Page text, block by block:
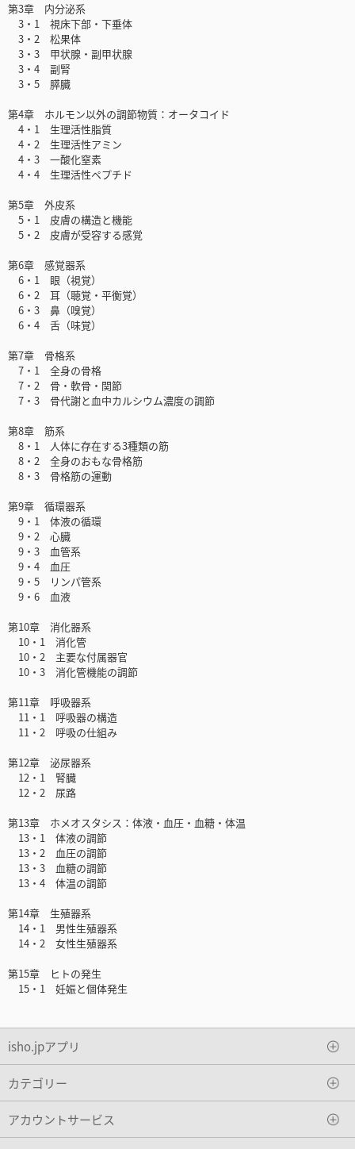
第3章 内分泌系
3・1 視床下部・下垂体
3・2 松果体
3・3 甲状腺・副甲状腺
3・4 副腎
3・5 膵臓
第4章 ホルモン以外の調節物質：オータコイド
4・1 生理活性脂質
4・2 生理活性アミン
4・3 一酸化窒素
4・4 生理活性ペプチド
第5章 外皮系
5・1 皮膚の構造と機能
5・2 皮膚が受容する感覚
第6章 感覚器系
6・1 眼（視覚）
6・2 耳（聴覚・平衡覚）
6・3 鼻（嗅覚）
6・4 舌（味覚）
第7章 骨格系
7・1 全身の骨格
7・2 骨・軟骨・関節
7・3 骨代謝と血中カルシウム濃度の調節
第8章 筋系
8・1 人体に存在する3種類の筋
8・2 全身のおもな骨格筋
8・3 骨格筋の運動
第9章 循環器系
9・1 体液の循環
9・2 心臓
9・3 血管系
9・4 血圧
9・5 リンパ管系
9・6 血液
第10章 消化器系
10・1 消化管
10・2 主要な付属器官
10・3 消化管機能の調節
第11章 呼吸器系
11・1 呼吸器の構造
11・2 呼吸の仕組み
第12章 泌尿器系
12・1 腎臓
12・2 尿路
第13章 ホメオスタシス：体液・血圧・血糖・体温
13・1 体液の調節
13・2 血圧の調節
13・3 血糖の調節
13・4 体温の調節
第14章 生殖器系
14・1 男性生殖器系
14・2 女性生殖器系
第15章 ヒトの発生
15・1 妊娠と個体発生
isho.jpアプリ
カテゴリー
アカウントサービス